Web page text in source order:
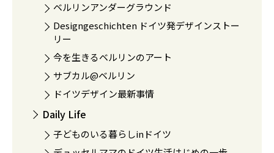
ベルリンアンダーグラウンド
Designgeschichten ドイツ発デザインストー
リー
今を生きるベルリンのアート
サブカル@ベルリン
ドイツデザイン最新事情
Daily Life
子どものいる暮らしinドイツ